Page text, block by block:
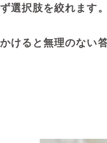
選択肢を絞れます。
けると無理のない